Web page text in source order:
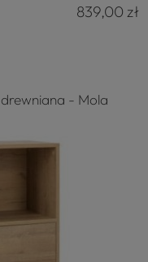
839,00 zł
- Mola